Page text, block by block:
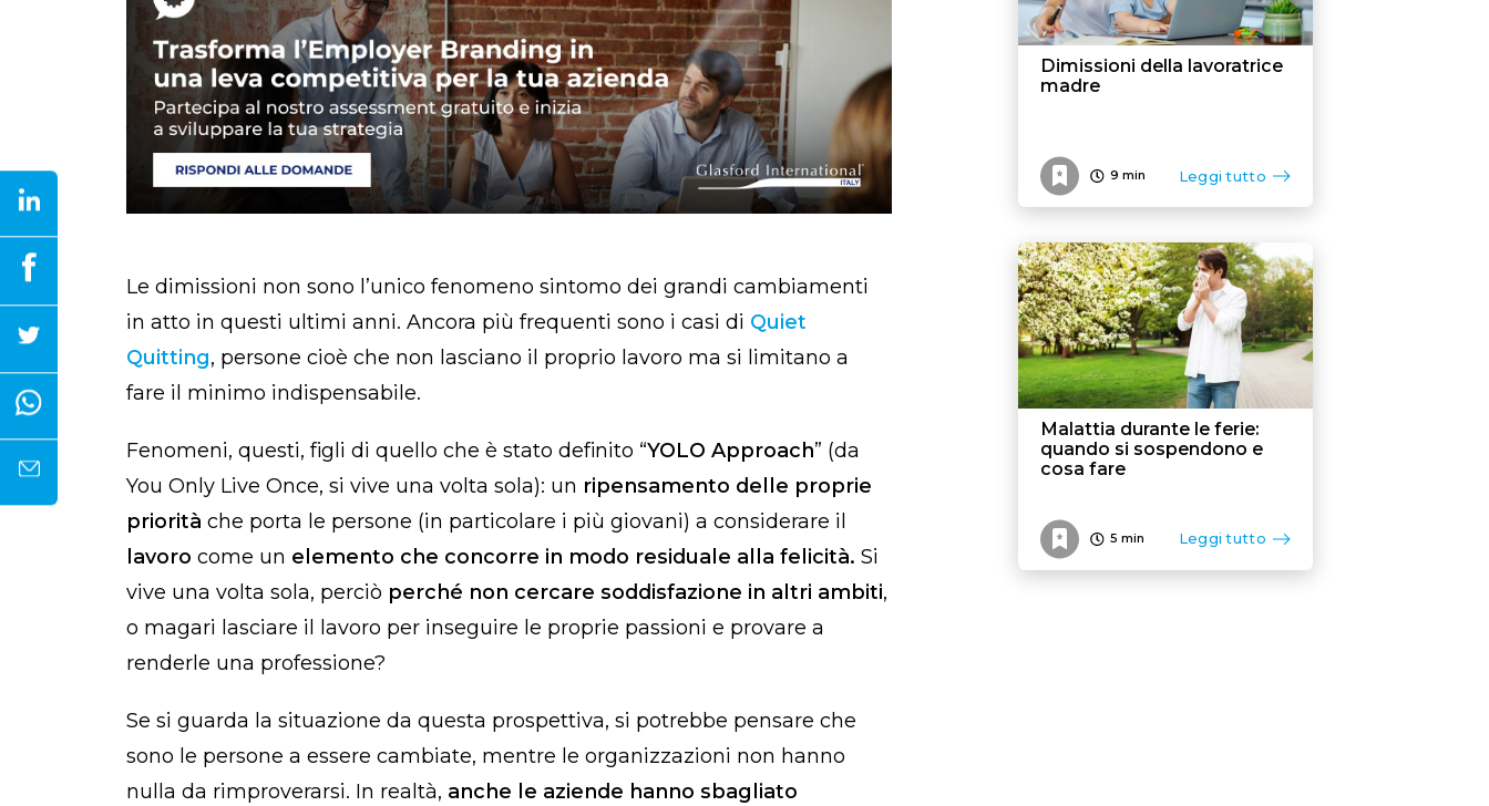
Le dimissioni non sono l’unico fenomeno sintomo dei grandi cambiamenti
in atto in questi ultimi anni. Ancora più frequenti sono i casi di Quiet
Quitting, persone cioè che non lasciano il proprio lavoro ma si limitano a
fare il minimo indispensabile.
Fenomeni, questi, figli di quello che è stato definito “YOLO Approach” (da
You Only Live Once, si vive una volta sola): un ripensamento delle proprie
priorità che porta le persone (in particolare i più giovani) a considerare il
lavoro come un elemento che concorre in modo residuale alla felicità. Si
vive una volta sola, perciò perché non cercare soddisfazione in altri ambiti,
o magari lasciare il lavoro per inseguire le proprie passioni e provare a
renderle una professione?
Se si guarda la situazione da questa prospettiva, si potrebbe pensare che
sono le persone a essere cambiate, mentre le organizzazioni non hanno
nulla da rimproverarsi. In realtà, anche le aziende hanno sbagliato
Dimissioni della lavoratrice
madre
9 min Leggi tutto
Malattia durante le ferie:
quando si sospendono e
cosa fare
5 min Leggi tutto